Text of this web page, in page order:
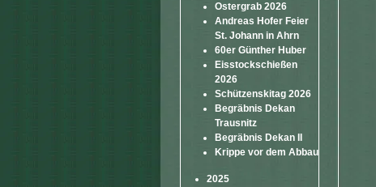
Ostergrab 2026
Andreas Hofer Feier
St. Johann in Ahrn
60er Günther Huber
Eisstockschießen
2026
Schützenskitag 2026
Begräbnis Dekan
Trausnitz
Begräbnis Dekan II
Krippe vor dem Abbau
2025